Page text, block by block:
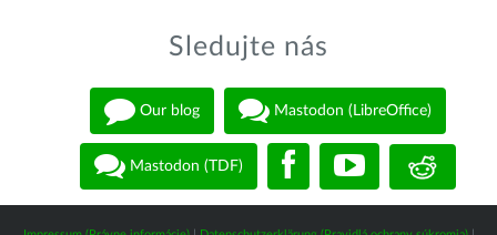
Sledujte nás
Our blog Mastodon (LibreOffice)
Mastodon (TDF)